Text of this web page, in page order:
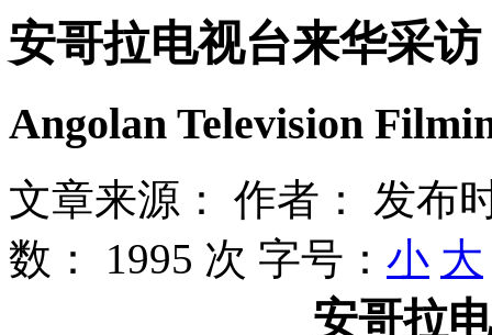
安哥拉电视台来华采访
Angolan Television
文章来源： 作者：
发布
数： 1995 次 字号： 小 大
安哥拉